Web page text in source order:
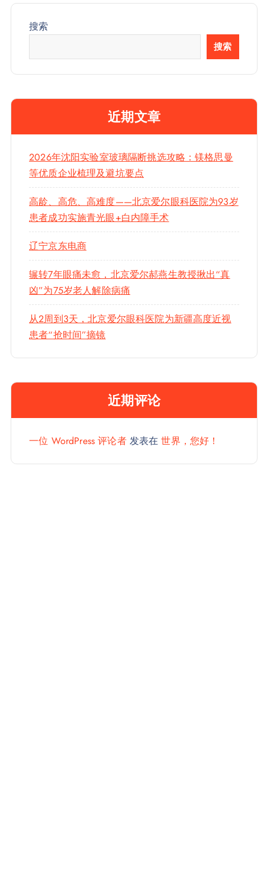
搜索
搜索
近期文章
2026年沈阳实验室玻璃隔断挑选攻略：镁格思曼
等优质企业梳理及避坑要点
高龄、高危、高难度——北京爱尔眼科医院为93岁
患者成功实施青光眼+白内障手术
辽宁京东电商
辗转7年眼痛未愈，北京爱尔郝燕生教授揪出“真
凶”为75岁老人解除病痛
从2周到3天，北京爱尔眼科医院为新疆高度近视
患者“抢时间”摘镜
近期评论
一位 WordPress 评论者发表在世界，您好！